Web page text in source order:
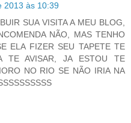
2013 às 10:39
SUA VISITA A MEU BLOG,
NÃO, MAS TENHO
ELA FIZER SEU TAPETE TE
TE AVISAR, JA ESTOU TE
NO RIO SE NÃO IRIA NA